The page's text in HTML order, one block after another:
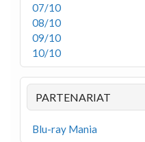
07/10
08/10
09/10
10/10
PARTENARIAT
Blu-ray Mania